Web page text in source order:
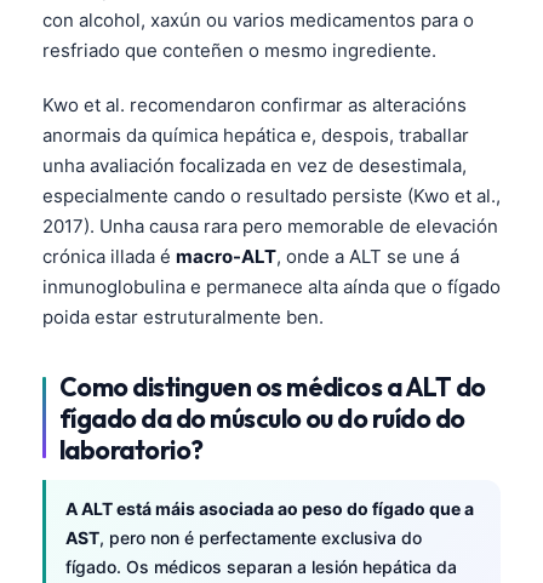
con alcohol, xaxún ou varios medicamentos para o
resfriado que conteñen o mesmo ingrediente.
Kwo et al. recomendaron confirmar as alteracións
anormais da química hepática e, despois, traballar
unha avaliación focalizada en vez de desestimala,
especialmente cando o resultado persiste (Kwo et al.,
2017). Unha causa rara pero memorable de elevación
crónica illada é macro-ALT, onde a ALT se une á
inmunoglobulina e permanece alta aínda que o fígado
poida estar estruturalmente ben.
Como distinguen os médicos a ALT do
fígado da do músculo ou do ruído do
laboratorio?
A ALT está máis asociada ao peso do fígado que a
AST, pero non é perfectamente exclusiva do
fígado. Os médicos separan a lesión hepática da